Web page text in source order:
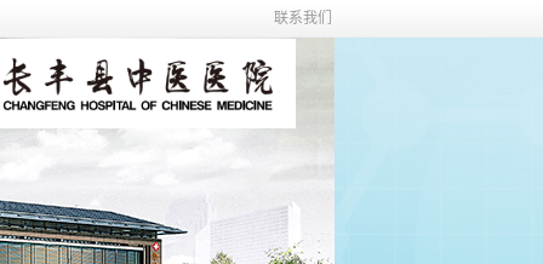
联系我们